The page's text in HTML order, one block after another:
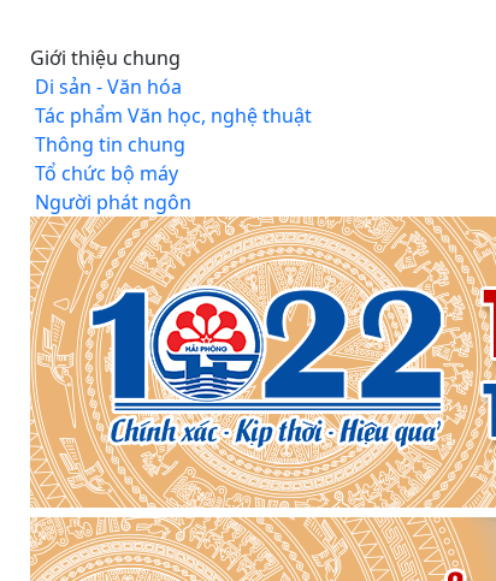
Giới thiệu chung
Di sản - Văn hóa
Tác phẩm Văn học, nghệ thuật
Thông tin chung
Tổ chức bộ máy
Người phát ngôn